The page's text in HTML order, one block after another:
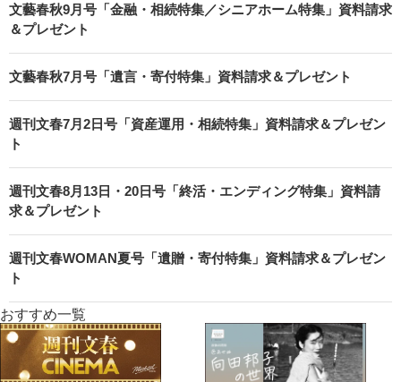
文藝春秋9月号「金融・相続特集／シニアホーム特集」資料請求
＆プレゼント
文藝春秋7月号「遺言・寄付特集」資料請求＆プレゼント
週刊文春7月2日号「資産運用・相続特集」資料請求＆プレゼン
ト
週刊文春8月13日・20日号「終活・エンディング特集」資料請
求＆プレゼント
週刊文春WOMAN夏号「遺贈・寄付特集」資料請求＆プレゼン
ト
おすすめ一覧